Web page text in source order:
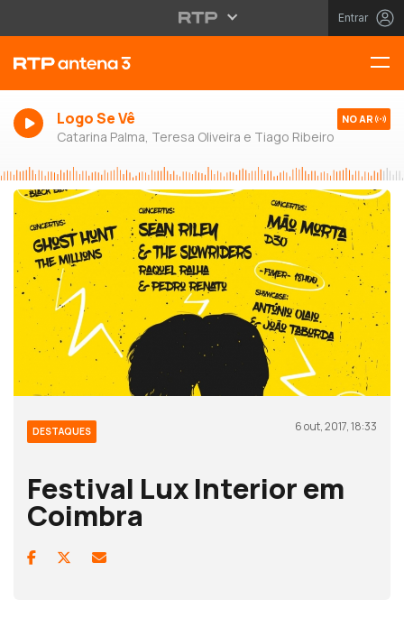
Entrar
Logo Se Vê
Catarina Palma, Teresa Oliveira e Tiago Ribeiro
NO AR
DESTAQUES 6 out, 2017, 18:33
Festival Lux Interior em
Coimbra